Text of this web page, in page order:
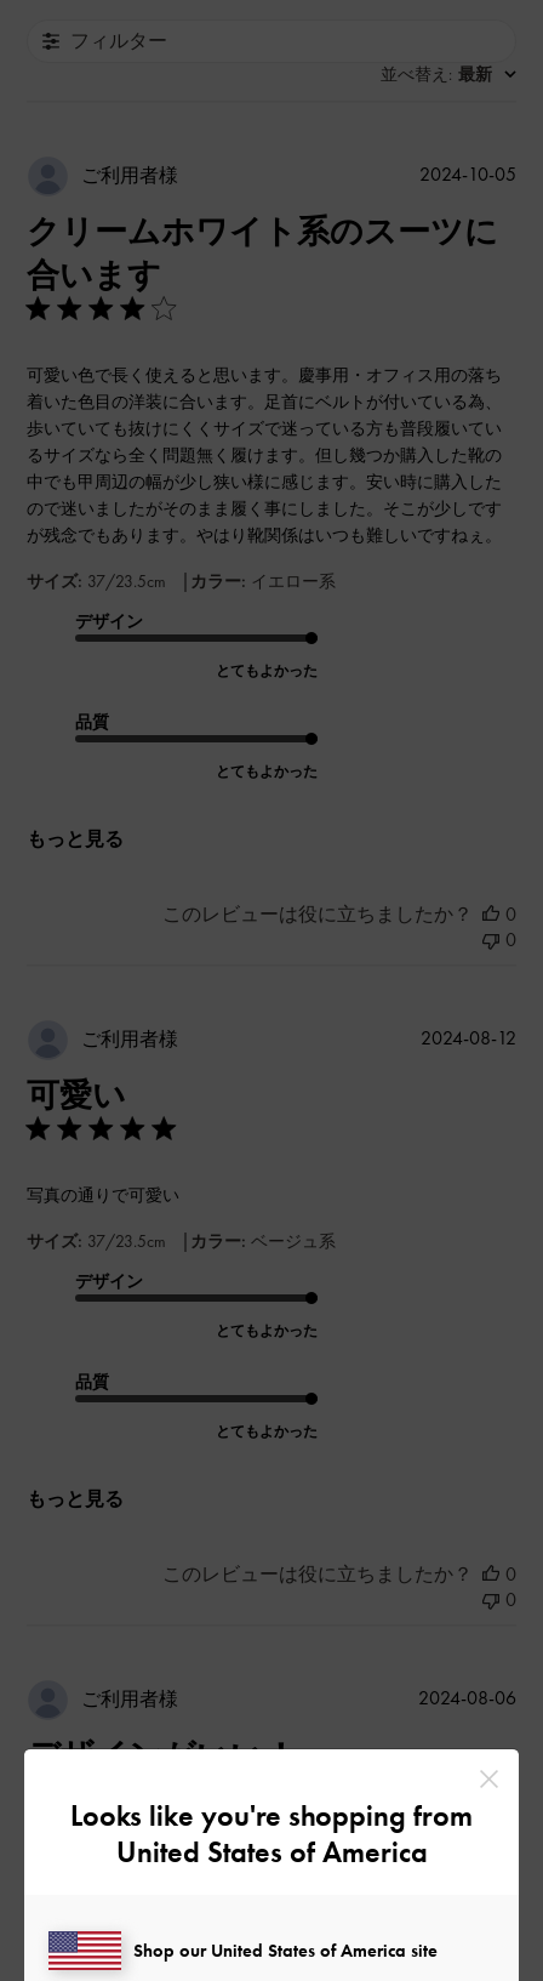
フィルター
並べ替え : 最新
ご利用者様
クリームホワイト系のスーツに
合います
可愛い色で長く使えると思います。慶事用・オフィス用の落ち
着いた色目の洋装に合います。足首にベルトが付いている為、
歩いていても抜けにくくサイズで迷っている方も普段履いてい
るサイズなら全く問題無く履けます。但し幾つか購入した靴の
中でも甲周辺の幅が少し狭い様に感じます。安い時に購入した
ので迷いましたがそのまま履く事にしました。そこが少しです
が残念でもあります。やはり靴関係はいつも難しいですねぇ。
サイズ: 37/23.5cm | カラー: イエロー系
デザイン
とてもよかった
品質
とてもよかった
もっと見る
公
2024-10-05
このレビューは役に立ちましたか？
0
0
ご利用者様
可愛い
写真の通りで可愛い
サイズ: 37/23.5cm | カラー: ベージュ系
デザイン
とてもよかった
品質
とてもよかった
もっと見る
公
2024-08-12
このレビューは役に立ちましたか？
0
0
ご利用者様
デザインがいい！
最初は少し靴擦れするけど、ヒールもしっかりしてて足も盛れ
サイズ: 37/23.5cm
デザイン
公
日
2024-08-06
Looks like you're shopping from
United States of America
Shop our United States of America site